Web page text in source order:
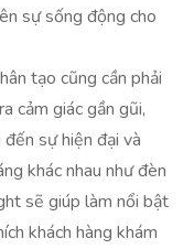
sự sống động cho
tạo cũng cần phải
cảm giác gần gũi,
sự hiện đại và
khác nhau như đèn
sẽ giúp làm nổi bật
khách hàng khám